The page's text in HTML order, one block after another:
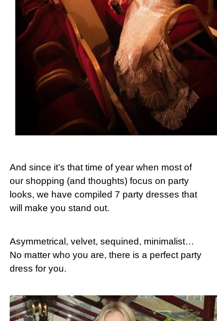
And since it’s that time of year when most of
our shopping (and thoughts) focus on party
looks, we have compiled 7 party dresses that
will make you stand out.
Asymmetrical, velvet, sequined, minimalist…
No matter who you are, there is a perfect party
dress for you.